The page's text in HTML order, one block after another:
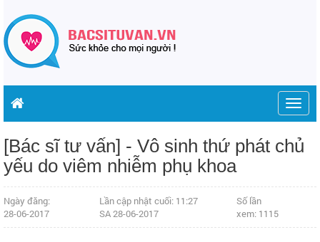
[Bác sĩ tư vấn] - Vô sinh thứ phát chủ
yếu do viêm nhiễm phụ khoa
Ngày đăng:
28-06-2017
Lần cập nhật cuối: 11:27
SA 28-06-2017
Số lần
xem: 1115